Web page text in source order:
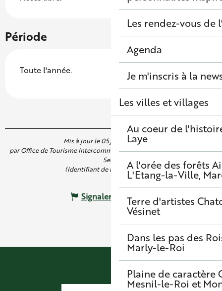
Les rendez-vous de
Agenda
Je m'inscris à la
Les villes et villages
Au coeur de
Laye
A l'orée des forêts
L'Etang-la-Ville,
Terre d'artistes
Vésinet
Dans les pas des
Marly-le-Roi
Plaine de caractère
Mesnil-le-Roi et
Période
Toute l'année.
Mis à jour le 05 juin 2025 à 16:32
par Office de Tourisme Intercommunal de Saint Germain Boucles de
Seine
(Identifiant de l'offre :6818991)
Signaler une erreur